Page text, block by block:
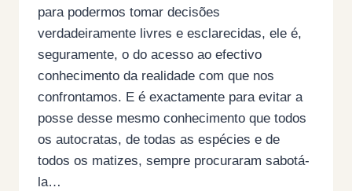
para podermos tomar decisões
verdadeiramente livres e esclarecidas, ele é,
seguramente, o do acesso ao efectivo
conhecimento da realidade com que nos
confrontamos. E é exactamente para evitar a
posse desse mesmo conhecimento que todos
os autocratas, de todas as espécies e de
todos os matizes, sempre procuraram sabotá-
la…